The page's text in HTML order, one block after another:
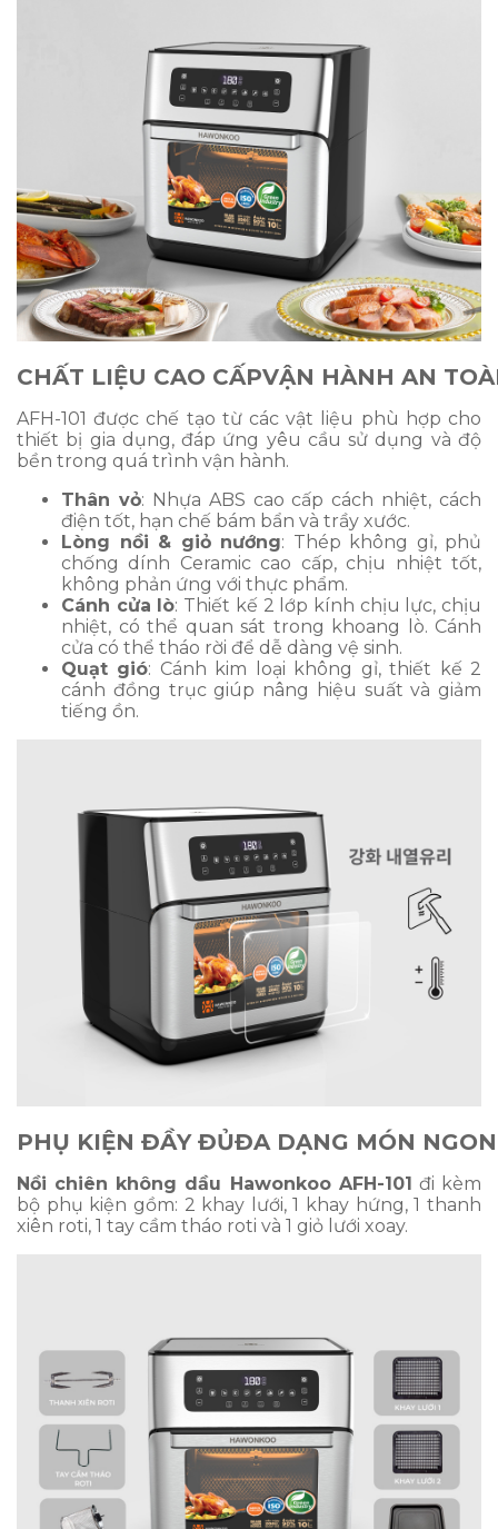
CHẤT LIỆU CAO CẤPVẬN HÀNH AN
AFH-101 được chế tạo từ các vật liệu phù hợp cho
thiết bị gia dụng, đáp ứng yêu cầu sử dụng và độ
bền trong quá trình vận hành.
Thân vỏ: Nhựa ABS cao cấp cách nhiệt, cách
điện tốt, hạn chế bám bẩn và trầy xước.
Lòng nồi & giỏ nướng: Thép không gỉ, phủ
chống dính Ceramic cao cấp, chịu nhiệt tốt,
không phản ứng với thực phẩm.
Cánh cửa lò: Thiết kế 2 lớp kính chịu lực, chịu
nhiệt, có thể quan sát trong khoang lò. Cánh
cửa có thể tháo rời để dễ dàng vệ sinh.
Quạt gió: Cánh kim loại không gỉ, thiết kế 2
cánh đồng trục giúp nâng hiệu suất và giảm
tiếng ồn.
PHỤ KIỆN ĐẦY ĐỦĐA DẠNG MÓN NGON
Nồi chiên không dầu Hawonkoo AFH-101 đi kèm
bộ phụ kiện gồm: 2 khay lưới, 1 khay hứng, 1 thanh
xiên roti, 1 tay cầm tháo roti và 1 giỏ lưới xoay.